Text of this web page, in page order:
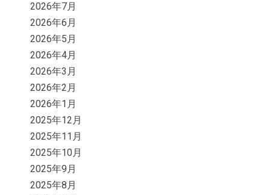
2026年7月
2026年6月
2026年5月
2026年4月
2026年3月
2026年2月
2026年1月
2025年12月
2025年11月
2025年10月
2025年9月
2025年8月